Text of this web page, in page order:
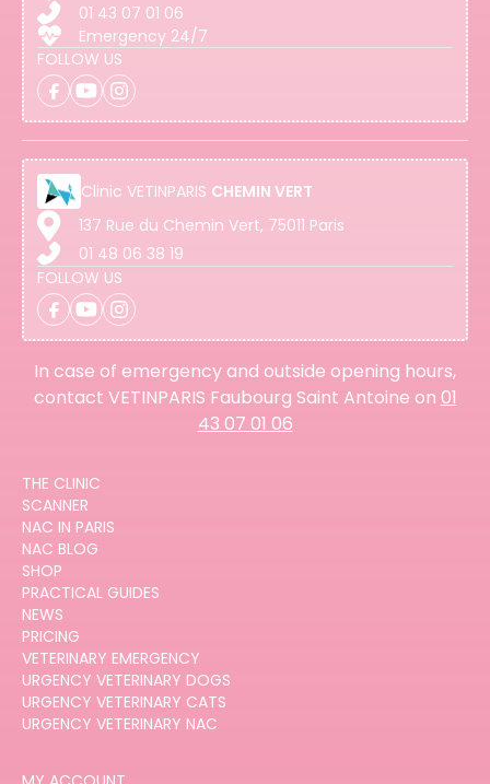
01 43 07 01 06
Emergency 24/7
FOLLOW US
Clinic VETINPARIS CHEMIN VERT
137 Rue du Chemin Vert, 75011 Paris
01 48 06 38 19
FOLLOW US
In case of emergency and outside opening hours,
contact VETINPARIS Faubourg Saint Antoine on 01
43 07 01 06
THE CLINIC
SCANNER
NAC IN PARIS
NAC BLOG
SHOP
PRACTICAL GUIDES
NEWS
PRICING
VETERINARY EMERGENCY
URGENCY VETERINARY DOGS
URGENCY VETERINARY CATS
URGENCY VETERINARY NAC